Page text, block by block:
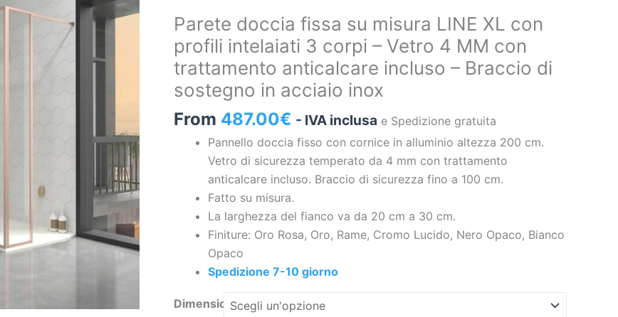
Parete doccia fissa su misura LINE XL con
profili intelaiati 3 corpi – Vetro 4 MM con
trattamento anticalcare incluso – Braccio di
sostegno in acciaio inox
From 487.00€ - IVA inclusa e Spedizione gratuita
Pannello doccia fisso con cornice in alluminio altezza 200 cm.
Vetro di sicurezza temperato da 4 mm con trattamento
anticalcare incluso. Braccio di sicurezza fino a 100 cm.
Fatto su misura.
La larghezza del fianco va da 20 cm a 30 cm.
Finiture: Oro Rosa, Oro, Rame, Cromo Lucido, Nero Opaco, Bianco
Opaco
Spedizione 7-10 giorno
Dimensioni
misura
LINE
XL
con
intelaiati
Vetro
trattamento
incluso